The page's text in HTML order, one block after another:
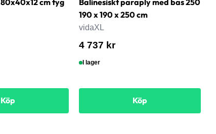
Köp
190 x 190 x 250 cm
vidaXL
4 737 kr
I lager
Köp